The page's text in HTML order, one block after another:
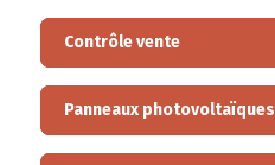
Contrôle vente
Panneaux photovoltaïques